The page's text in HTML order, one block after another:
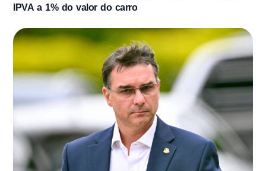
IPVA a 1% do valor do carro